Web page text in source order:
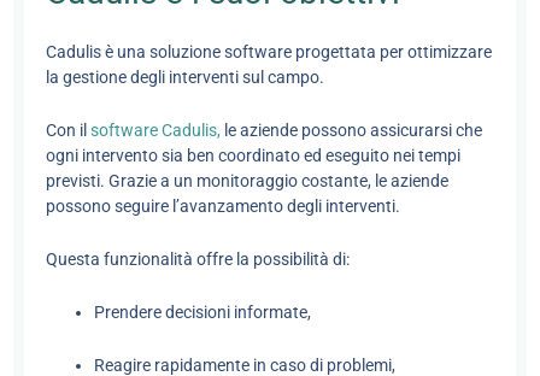
Cadulis è una soluzione software progettata per ottimizzare
la gestione degli interventi sul campo.
Con ilsoftware Cadulis, le aziende possono assicurarsi che
ogni intervento sia ben coordinato ed eseguito nei tempi
previsti. Grazie a un monitoraggio costante, le aziende
possono seguire l’avanzamento degli interventi.
Questa funzionalità offre la possibilità di:
Prendere decisioni informate,
Reagire rapidamente in caso di problemi,